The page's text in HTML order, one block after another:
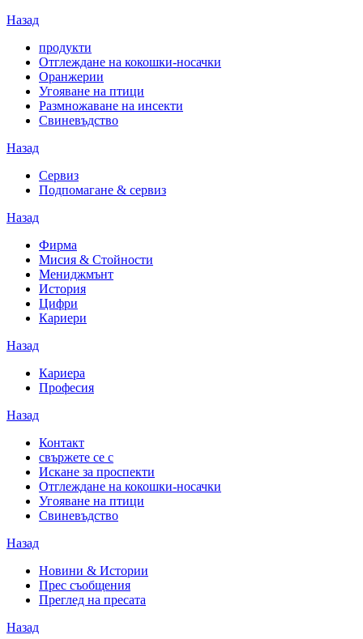
Назад
продукти
Отглеждане на кокошки-носачки
Оранжерии
Угояване на птици
Размножаване на инсекти
Свиневъдство
Назад
Сервиз
Подпомагане & сервиз
Назад
Фирма
Мисия & Стойности
Мениджмънт
История
Цифри
Кариери
Назад
Кариера
Професия
Назад
Контакт
свържете се с
Искане за проспекти
Отглеждане на кокошки-носачки
Угояване на птици
Свиневъдство
Назад
Новини & Истории
Прес съобщения
Преглед на пресата
Назад